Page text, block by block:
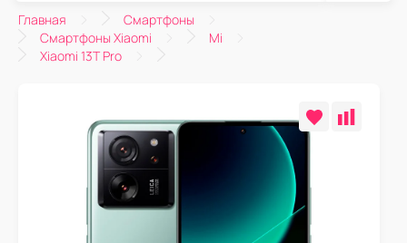
Главная
Смартфоны
Смартфоны Xiaomi
Mi
Xiaomi 13T Pro